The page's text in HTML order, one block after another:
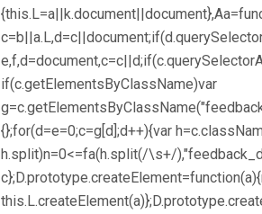
if(c.getElementsByClassName)var
{};for(d=e=0;c=g[d];d++){var
h.split)n=0<=fa(h.split(/\s+/